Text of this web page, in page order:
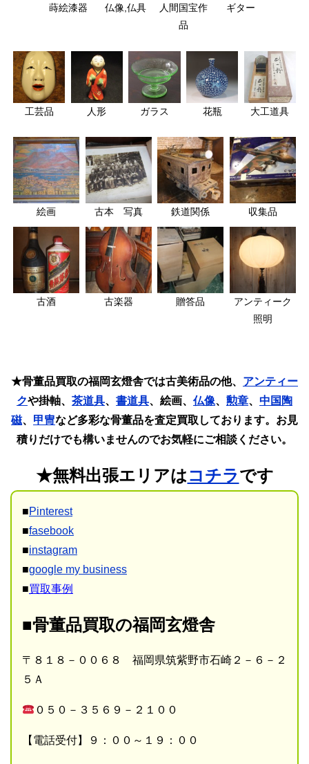
蒔絵漆器 仏像,仏具
人間国宝作
品
ギター
工芸品 人形 ガラス 花瓶 大工道具
絵画 古本 写真 鉄道関係 収集品
古酒 古楽器 贈答品
アンティーク
照明
★骨董品買取の福岡玄燈舎では古美術品の他、 アンティー
クや掛軸、 茶道具、 書道具、絵画、 仏像、 勲章、 中国陶
磁、 甲冑など多彩な骨董品を査定買取しております。お見
積りだけでも構いませんのでお気軽にご相談ください。
★無料出張エリアはコチラです
■Pinterest
■fasebook
■instagram
■google my business
■買取事例
■骨董品買取の福岡玄燈舎
〒８１８－００６８ 福岡県筑紫野市石崎２－６－２
５Ａ
０５０－３５６９－２１００
【電話受付】９：００～１９：００